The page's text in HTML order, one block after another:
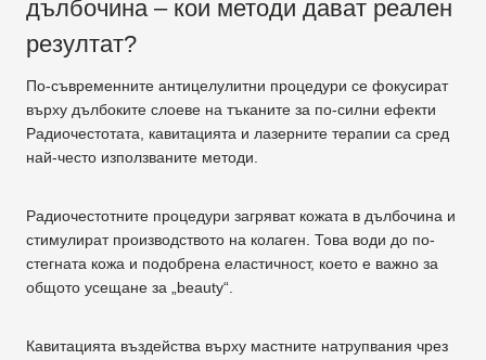
дълбочина – кои методи дават реален
резултат?
По-съвременните антицелулитни процедури се фокусират
върху дълбоките слоеве на тъканите за по-силни ефекти
Радиочестотата, кавитацията и лазерните терапии са сред
най-често използваните методи.
Радиочестотните процедури загряват кожата в дълбочина и
стимулират производството на колаген. Това води до по-
стегната кожа и подобрена еластичност, което е важно за
общото усещане за „beauty“.
Кавитацията въздейства върху мастните натрупвания чрез